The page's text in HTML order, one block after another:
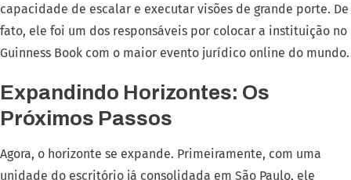
capacidade de escalar e executar visões de grande porte. De
fato, ele foi um dos responsáveis por colocar a instituição no
Guinness Book com o maior evento jurídico online do mundo.
Expandindo Horizontes: Os
Próximos Passos
Agora, o horizonte se expande. Primeiramente, com uma
unidade do escritório já consolidada em São Paulo, ele